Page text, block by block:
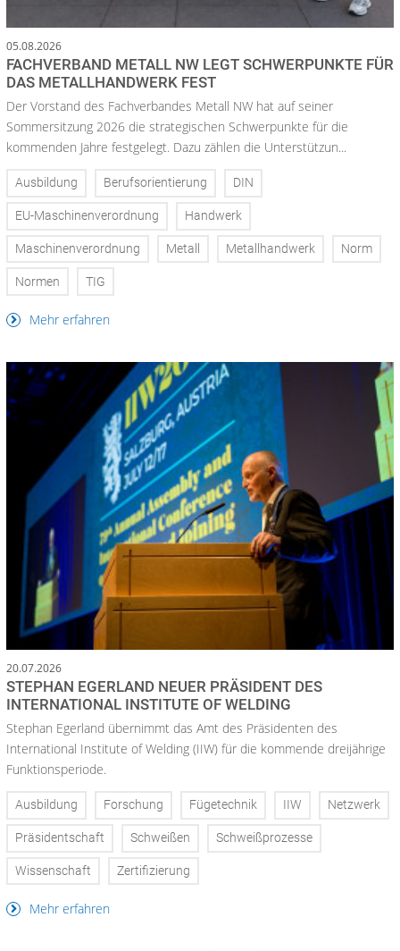
05.08.2026
FACHVERBAND METALL NW LEGT SCHWERPUNKTE FÜR
DAS METALLHANDWERK FEST
Der Vorstand des Fachverbandes Metall NW hat auf seiner
Sommersitzung 2026 die strategischen Schwerpunkte für die
kommenden Jahre festgelegt. Dazu zählen die Unterstützun...
Ausbildung Berufsorientierung DIN
EU-Maschinenverordnung Handwerk
Maschinenverordnung Metall Metallhandwerk Norm
Normen TIG
Mehr erfahren
20.07.2026
STEPHAN EGERLAND NEUER PRÄSIDENT DES
INTERNATIONAL INSTITUTE OF WELDING
Stephan Egerland übernimmt das Amt des Präsidenten des
International Institute of Welding (IIW) für die kommende dreijährige
Funktionsperiode.
Ausbildung Forschung Fügetechnik IIW Netzwerk
Präsidentschaft Schweißen Schweißprozesse
Wissenschaft Zertifizierung
Mehr erfahren